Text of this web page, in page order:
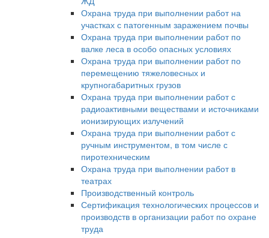
Охрана труда при выполнении работ на
участках с патогенным заражением почвы
Охрана труда при выполнении работ по
валке леса в особо опасных условиях
Охрана труда при выполнении работ по
перемещению тяжеловесных и
крупногабаритных грузов
Охрана труда при выполнении работ с
радиоактивными веществами и источниками
ионизирующих излучений
Охрана труда при выполнении работ с
ручным инструментом, в том числе с
пиротехническим
Охрана труда при выполнении работ в
театрах
Производственный контроль
Сертификация технологических процессов и
производств в организации работ по охране
труда